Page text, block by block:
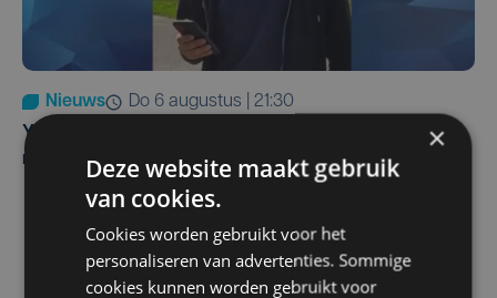
Nieuws
do 6 augustus | 21:30
Yaro (19), slachtoffer van vechtpartij, is na
maandenlange coma overleden
×
Deze website maakt gebruik
van cookies.
Cookies worden gebruikt voor het
personaliseren van advertenties. Sommige
cookies kunnen worden gebruikt voor